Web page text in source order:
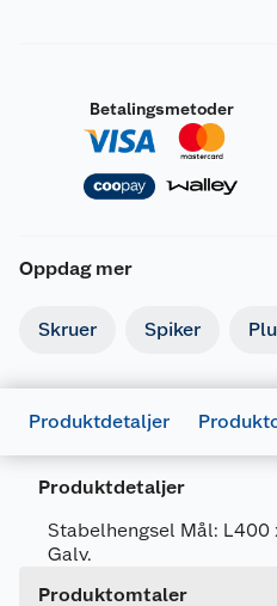
Betalingsmetoder
Oppdag mer
Skruer Spiker
Produktdetaljer
Produktdetaljer
Stabelhengsel Mål: L400
Galv.
Produktomtaler
Artikkelnummer
Forpakningsmål
Bruttovekt